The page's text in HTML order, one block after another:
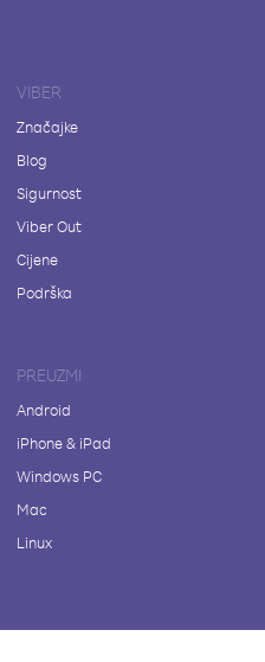
VIBER
Značajke
Blog
Sigurnost
Viber Out
Cijene
Podrška
PREUZMI
Android
iPhone & iPad
Windows PC
Mac
Linux